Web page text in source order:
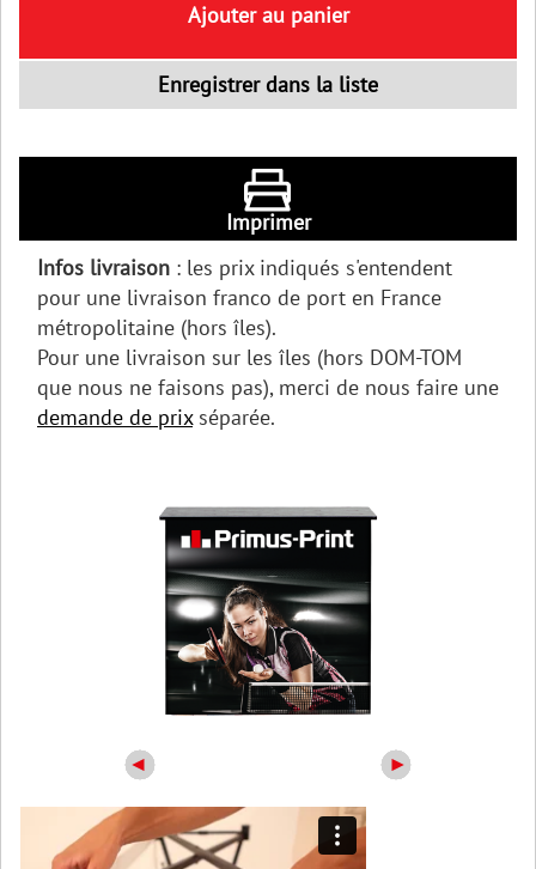
Ajouter au panier
Enregistrer dans la liste
Imprimer
Infos livraison : les prix indiqués s'entendent
pour une livraison franco de port en France
métropolitaine (hors îles).
Pour une livraison sur les îles (hors DOM-TOM
que nous ne faisons pas), merci de nous faire une
demande de prixséparée.